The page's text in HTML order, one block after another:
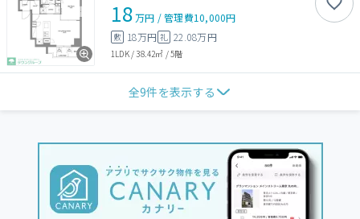
18万円 /管理費10,000円
敷 18万円 礼 22.08万円
1LDK/38.42㎡ /5階
全9件を表示する